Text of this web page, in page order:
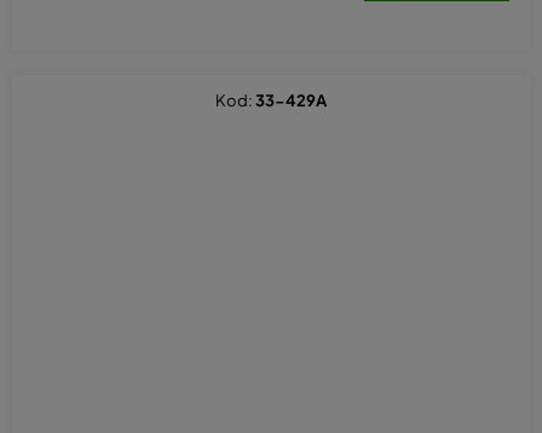
Kod:33-429A